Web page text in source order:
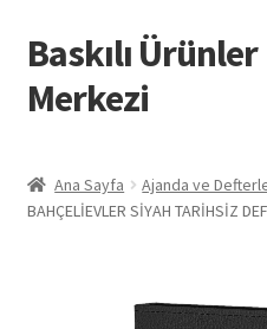
Dolaşıma
geç
İçeriğe
geç
Baskılı Ürünler
Merkezi
Baskılı Ürünler
Ana Sayfa Ajanda ve
BAHÇELİEVLER SİYAH TARİHSİZ